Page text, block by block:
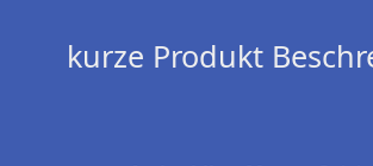
kurze Produkt